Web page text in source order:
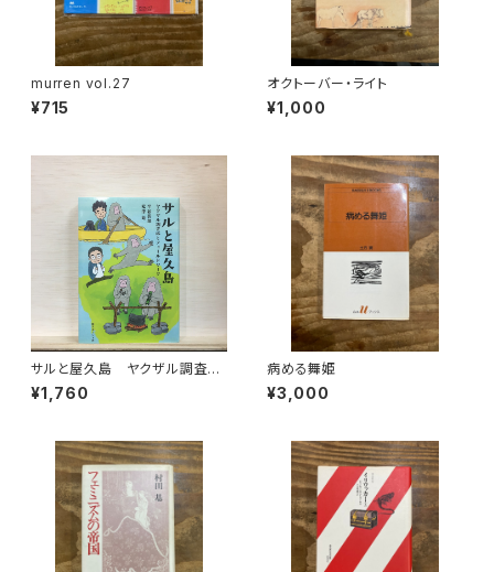
murren vol.27
¥715
オクトーバー・ライト
¥1,000
サルと屋久島 ヤクザル調査隊
とフィールドワーク
¥1,760
病める舞姫
¥3,000